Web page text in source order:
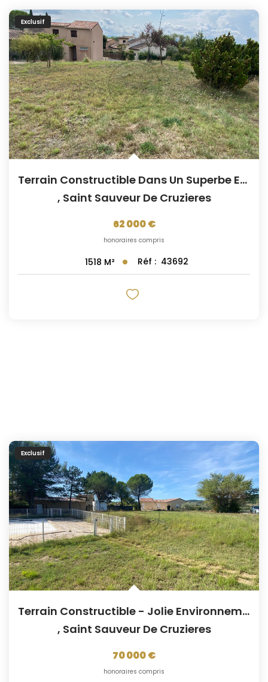
Exclusif
Terrain Constructible Dans Un Superbe Environnement
, Saint Sauveur De Cruzieres
62 000 €
honoraires compris
1518 M² Réf : 43692
Exclusif
Terrain Constructible - Jolie Environnement
, Saint Sauveur De Cruzieres
70 000 €
honoraires compris